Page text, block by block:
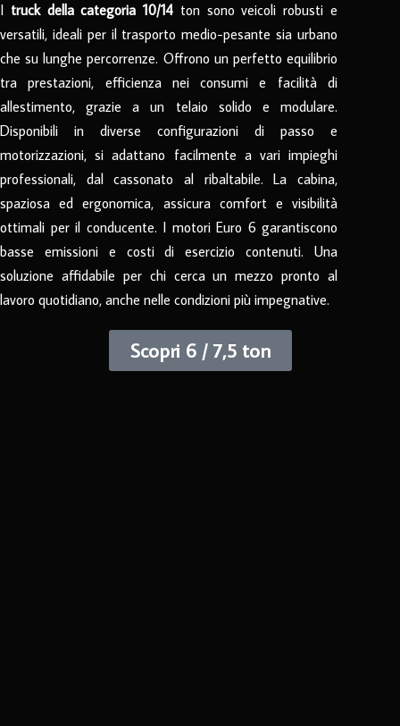
I truck della categoria 10/14 ton sono veicoli robusti e
versatili, ideali per il trasporto medio-pesante sia urbano
che su lunghe percorrenze. Offrono un perfetto equilibrio
tra prestazioni, efficienza nei consumi e facilità di
allestimento, grazie a un telaio solido e modulare.
Disponibili in diverse configurazioni di passo e
motorizzazioni, si adattano facilmente a vari impieghi
professionali, dal cassonato al ribaltabile. La cabina,
spaziosa ed ergonomica, assicura comfort e visibilità
ottimali per il conducente. I motori Euro 6 garantiscono
basse emissioni e costi di esercizio contenuti. Una
soluzione affidabile per chi cerca un mezzo pronto al
lavoro quotidiano, anche nelle condizioni più impegnative.
Scopri 6 / 7,5 ton